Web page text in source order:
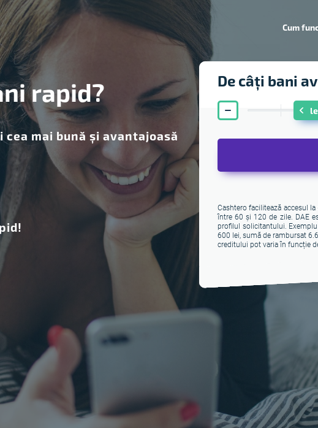
Cum
rapid?
cea mai bună și avantajoasă
De câți bani
Cashtero facilitează accesul
între 60 și 120 de zile. DAE
profilul solicitantului.
600 lei, sumă de rambursat
creditului pot varia în funcție